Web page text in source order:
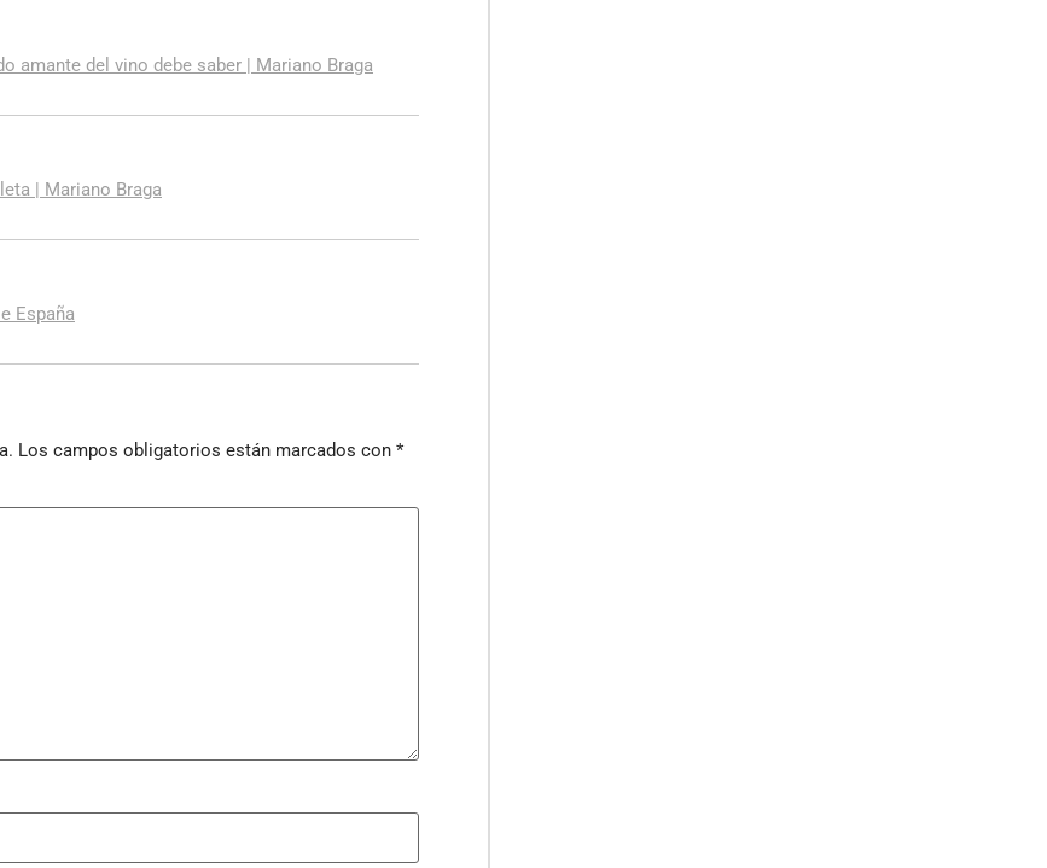
amante del vino debe saber | Mariano Braga
| Mariano Braga
España
Los campos obligatorios están marcados con *